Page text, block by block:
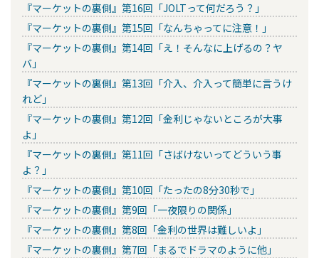
『マーケットの裏側』第16回「JOLTって何だろう？」
『マーケットの裏側』第15回「なんちゃってに注意！」
『マーケットの裏側』第14回「え！そんなに上げるの？ヤ
バ」
『マーケットの裏側』第13回「介入、介入って簡単に言うけ
れど」
『マーケットの裏側』第12回「金利じゃないところが大事
よ」
『マーケットの裏側』第11回「さばけないってどういう事
よ？」
『マーケットの裏側』第10回「たったの8分30秒で」
『マーケットの裏側』第9回「一夜限りの関係」
『マーケットの裏側』第8回「金利の世界は難しいよ」
『マーケットの裏側』第7回「まるでドラマのように他」